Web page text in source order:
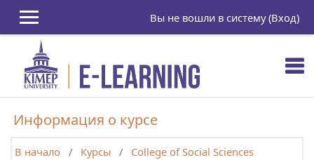
Вы не вошли в систему (Вход)
Информация о курсе
В начало Курсы
College of Social Sciences